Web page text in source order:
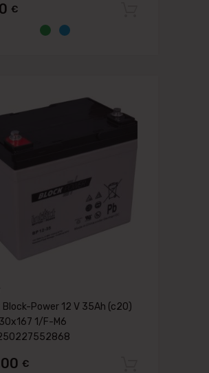
€
Power 12 V 35Ah (c20)
1/F-M6
€